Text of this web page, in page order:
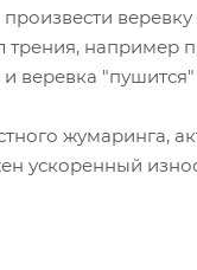
например
веревка
жумаринга,
ускоренный